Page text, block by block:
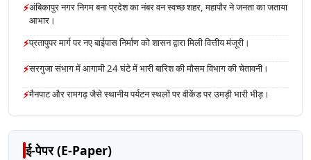
⚡अंबिकापुर नगर निगम बना प्रदेश का नंबर वन स्वच्छ शहर, महापौर ने जनता का जताया
आभार।
⚡प्रतापुपर मार्ग पर नए बाईपास निर्माण को शासन द्वारा मिली वित्तीय मंजूरी।
⚡सरगुजा संभाग में आगामी 24 घंटे में भारी बारिश की मौसम विभाग की चेतावनी।
⚡मैनपाट और रामगढ़ जैसे स्थानीय पर्यटन स्थलों पर वीकेंड पर उमड़ी भारी भीड़।
ई-पेपर (E-Paper)